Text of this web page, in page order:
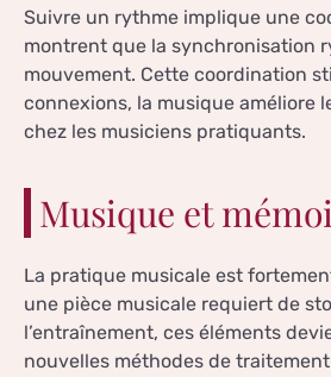
Suivre un rythme implique une
montrent que la synchronisation
mouvement. Cette coordination
connexions, la musique améliore
chez les musiciens pratiquants.
Musique et
La pratique musicale est
une pièce musicale requiert de
l’entraînement, ces éléments
nouvelles méthodes de